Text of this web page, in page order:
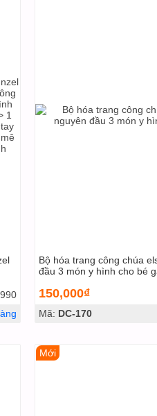
Bộ hóa trang công chúa
đầu 3 món y hình cho bé
150,000₫
Mã: DC-170
Mới